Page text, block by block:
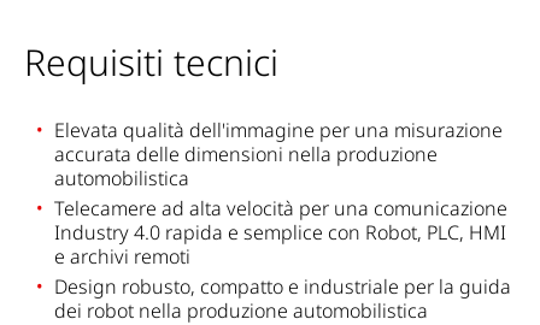
Requisiti tecnici
Elevata qualità dell'immagine per una misurazione
accurata delle dimensioni nella produzione
automobilistica
Telecamere ad alta velocità per una comunicazione
Industry 4.0 rapida e semplice con Robot, PLC, HMI
e archivi remoti
Design robusto, compatto e industriale per la guida
dei robot nella produzione automobilistica